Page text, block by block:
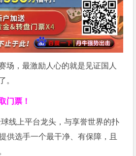
场，最激励人心的就是见证国人
。
门票！
线上平台龙头，与享誉世界的扑
供选手一个最干净、有保障，且